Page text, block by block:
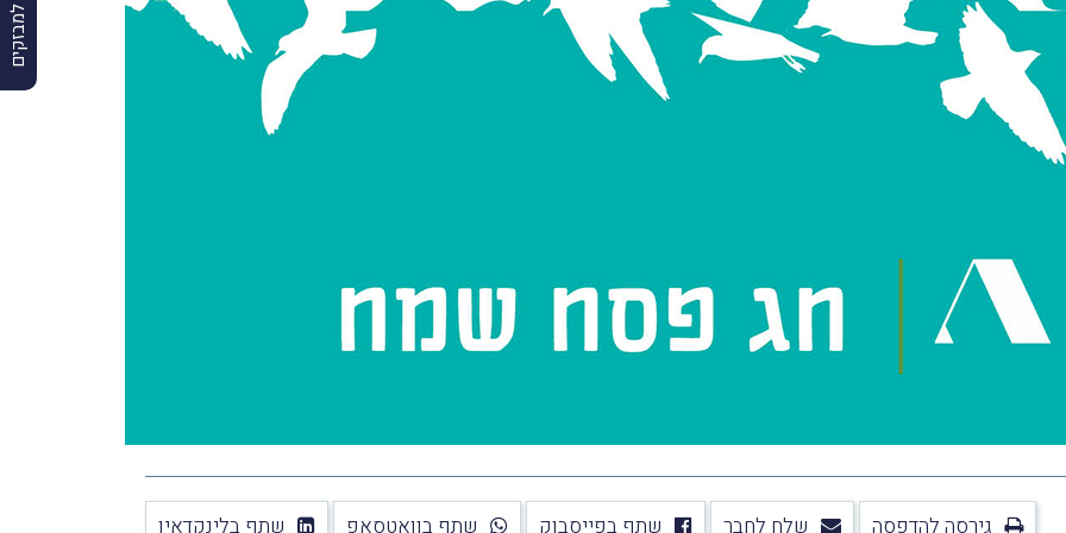
גירסה להדפסה שלח לחבר שתף בפייסבוק שתף בוואטסאפ שתף בלינקדאין